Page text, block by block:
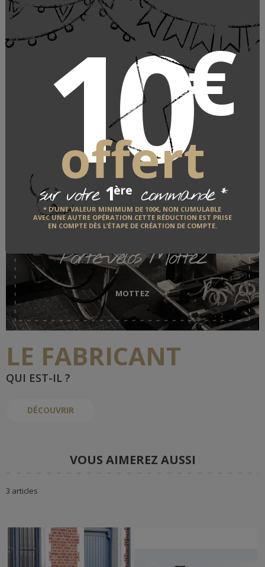
10€
offert
sur votre 1ère commande*
* D’UNE VALEUR MINIMUM DE 100€, NON CUMULABLE
AVEC UNE AUTRE OPÉRATION.CETTE RÉDUCTION EST PRISE
EN COMPTE DÈS L’ÉTAPE DE CRÉATION DE COMPTE.
DÉCOUVRIR
Canapés & fauteuils
Home Spirit
Porte-vélos Mottez
MOTTEZ
LE FABRICANT
QUI EST-IL ?
DÉCOUVRIR
VOUS AIMEREZ AUSSI
3 articles